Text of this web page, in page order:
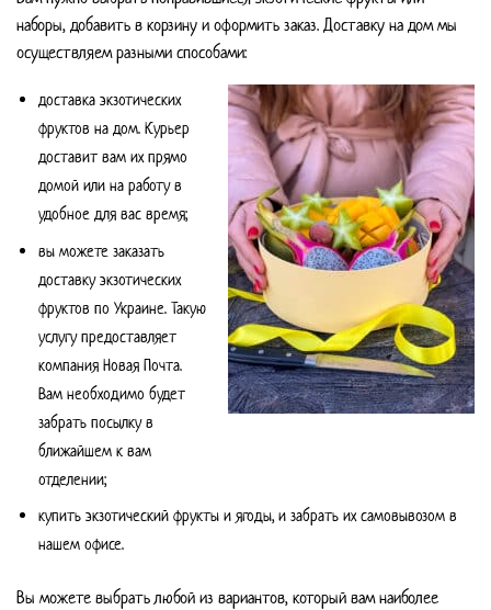
наборы, добавить в корзину и оформить заказ. Доставку на дом мы
осуществляем разными способами:
доставка экзотических
фруктов на дом. Курьер
доставит вам их прямо
домой или на работу в
удобное для вас время;
вы можете заказать
доставку экзотических
фруктов по Украине. Такую
услугу предоставляет
компания Новая Почта.
Вам необходимо будет
забрать посылку в
ближайшем к вам
отделении;
купить экзотический фрукты и ягоды, и забрать их самовывозом в
нашем офисе.
Вы можете выбрать любой из вариантов, который вам наиболее